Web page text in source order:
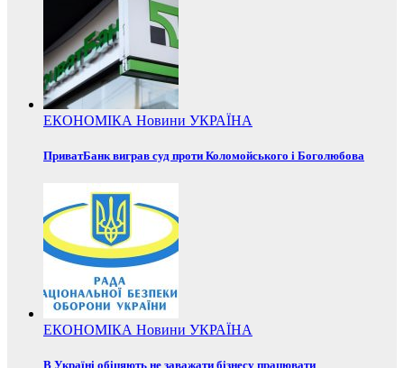
ЕКОНОМІКА Новини УКРАЇНА
ПриватБанк виграв суд проти Коломойського і Боголюбова
ЕКОНОМІКА Новини УКРАЇНА
В Україні обіцяють не заважати бізнесу працювати